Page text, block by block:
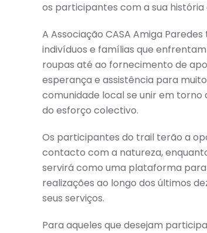
os participantes com a sua
A Associação CASA Amiga
indivíduos e famílias que
roupas até ao fornecimento de
esperança e assistência para
comunidade local se unir em
do esforço colectivo.
Os participantes do trail terão a
contacto com a natureza,
servirá como uma plataforma para
realizações ao longo dos últimos
seus serviços.
Para aqueles que desejam